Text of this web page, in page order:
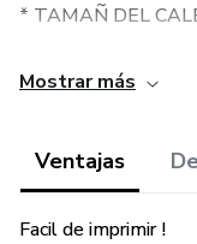
* TAMAÑ DEL
Al momento de
Mostrar más
Ventajas
Facil de imprimir !